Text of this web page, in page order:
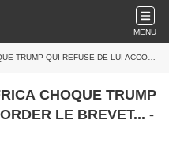
MENU
DE LUI ACCORDER LE BREVET... - 13/02/2025.
CHOQUE TRUMP
LE BREVET... -